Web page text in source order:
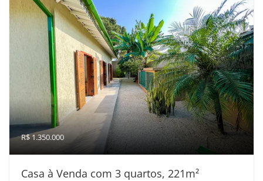
R$ 1.350.000
Casa à Venda com 3 quartos, 221m²